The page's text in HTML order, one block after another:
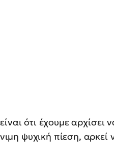
ότι έχουμε
ψυχική πίεση, αρκεί